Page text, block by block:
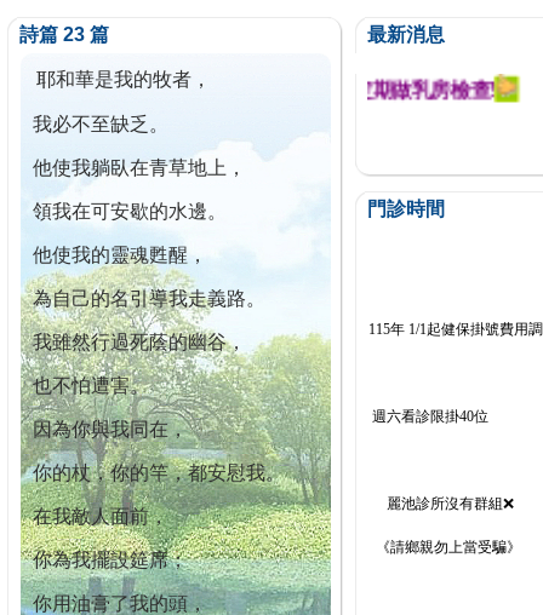
詩篇 23 篇
耶和華是我的牧者，
我必不至缺乏。
他使我躺臥在青草地上，
領我在可安歇的水邊。
他使我的靈魂甦醒，
為自己的名引導我走義路。
我雖然行過死蔭的幽谷，
也不怕遭害。
因為你與我同在，
你的杖，你的竿，都安慰我。
在我敵人面前，
你為我擺設筵席；
你用油膏了我的頭，
最新消息
迄今已篩檢出1700位乳癌患者,提醒您定期做乳房檢查!
門診時間
115年 1/1起健保掛號費用
週六看診限掛40位
麗池診所沒有群組❌
《請鄉親勿上當受騙》